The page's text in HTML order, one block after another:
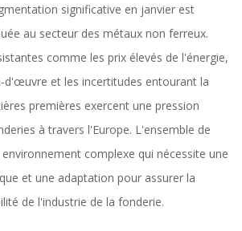
significative en janvier est
au secteur des métaux non ferreux.
comme les prix élevés de l'énergie,
d'œuvre et les incertitudes entourant la
premières exercent une pression
à travers l'Europe. L'ensemble de
complexe qui nécessite une
et une adaptation pour assurer la
de l'industrie de la fonderie.